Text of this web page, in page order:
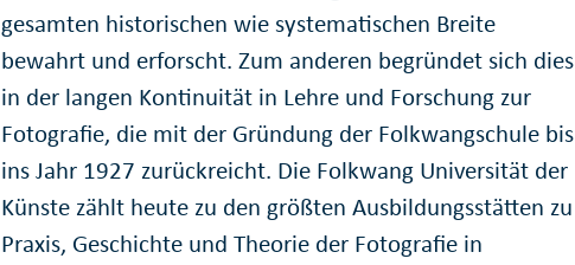
gesamten historischen wie systematischen Breite
bewahrt und erforscht. Zum anderen begründet sich dies
in der langen Kontinuität in Lehre und Forschung zur
Fotografie, die mit der Gründung der Folkwangschule bis
ins Jahr 1927 zurückreicht. Die Folkwang Universität der
Künste zählt heute zu den größten Ausbildungsstätten zu
Praxis, Geschichte und Theorie der Fotografie in